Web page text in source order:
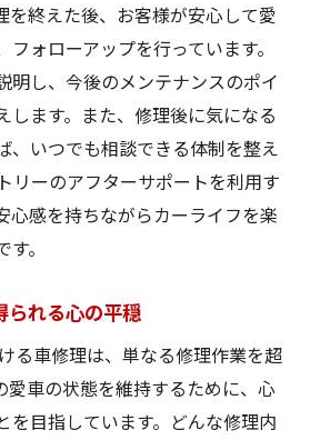
を終えた後、お客様が安心して愛
ォローアップを行っています。
明し、今後のメンテナンスのポイ
します。また、修理後に気になる
、いつでも相談できる体制を整え
リーのアフターサポートを利用す
心感を持ちながらカーライフを楽
。
られる心の平穏
る車修理は、単なる修理作業を超
愛車の状態を維持するために、心
を目指しています。どんな修理内